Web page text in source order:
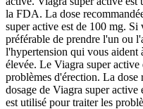
la FDA. La dose
super active est de 100 mg.
préférable de prendre l'un ou
l'hypertension qui vous aident
élevée. Le Viagra super
problèmes d'érection. La dose
dosage de Viagra super
est utilisé pour traiter les